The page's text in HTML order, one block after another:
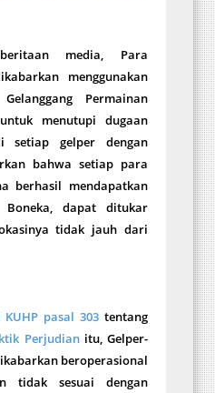
media, Para
menggunakan
Permainan
menutupi dugaan
setiap gelper dengan
bahwa setiap para
berhasil mendapatkan
dapat ditukar
tidak jauh dari
KUHP pasal 303 tentang
Perjudianitu, Gelper-
beroperasional
tidak sesuai dengan